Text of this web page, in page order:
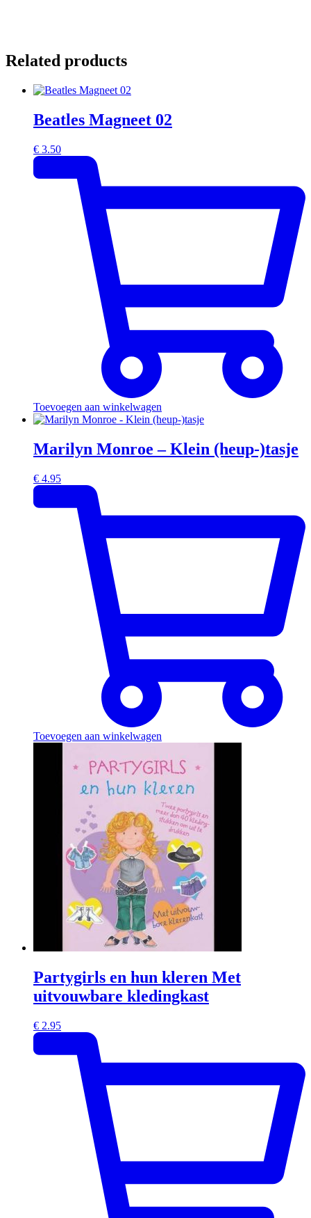
Related products
Beatles Magneet 02
€ 3.50
Toevoegen aan winkelwagen
Marilyn Monroe – Klein (heup-)tasje
€ 4.95
Toevoegen aan winkelwagen
Partygirls en hun kleren Met
uitvouwbare kledingkast
€ 2.95